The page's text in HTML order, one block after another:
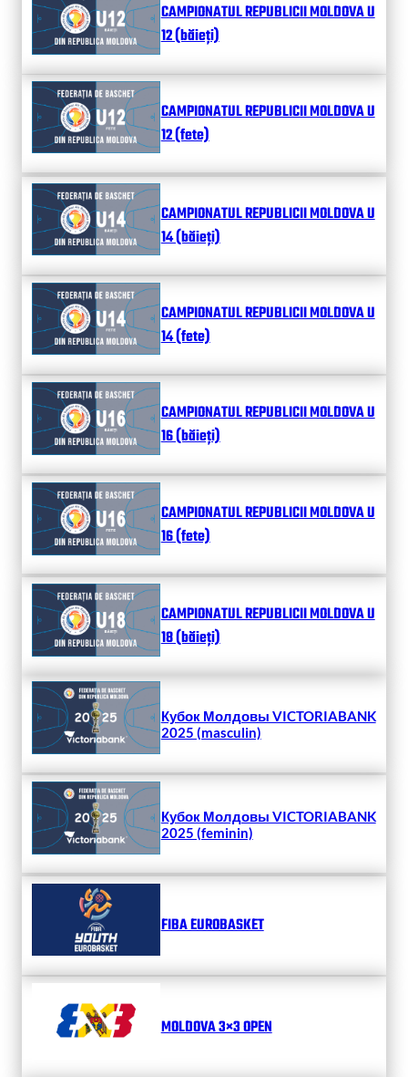
CAMPIONATUL REPUBLICII MOLDOVA U
12 (băieți)
CAMPIONATUL REPUBLICII MOLDOVA U
12 (fete)
CAMPIONATUL REPUBLICII MOLDOVA U
14 (băieți)
CAMPIONATUL REPUBLICII MOLDOVA U
14 (fete)
CAMPIONATUL REPUBLICII MOLDOVA U
16 (băieți)
CAMPIONATUL REPUBLICII MOLDOVA U
16 (fete)
CAMPIONATUL REPUBLICII MOLDOVA U
18 (băieți)
Кубок Молдовы VICTORIABANK
2025 (masculin)
Кубок Молдовы VICTORIABANK
2025 (feminin)
FIBA EUROBASKET
MOLDOVA 3×3 OPEN